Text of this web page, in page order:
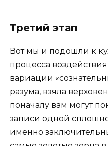
Третий этап
Вот мы и подошли к
процесса
вариации
разума, взяла
поначалу вам могут
записи одной
именно